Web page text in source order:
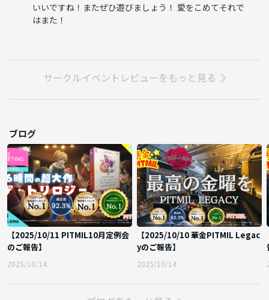
いいですね！またぜひ遊びましょう！ 愛をこめてそれで
はまた！
サークルイベントレビューをもっと見る
ブログ
【2025/10/11 PITMIL10月定例会
のご報告】
2025/10/14
【2025/10/10 華金PITMIL Legac
yのご報告】
2025/10/14